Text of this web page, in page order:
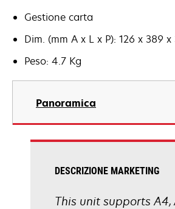
Gestione carta
Dim. (mm A x L x P): 126 x 389 x
Peso: 4.7 Kg
Panoramica
DESCRIZIONE MARKETING
This unit supports A4,